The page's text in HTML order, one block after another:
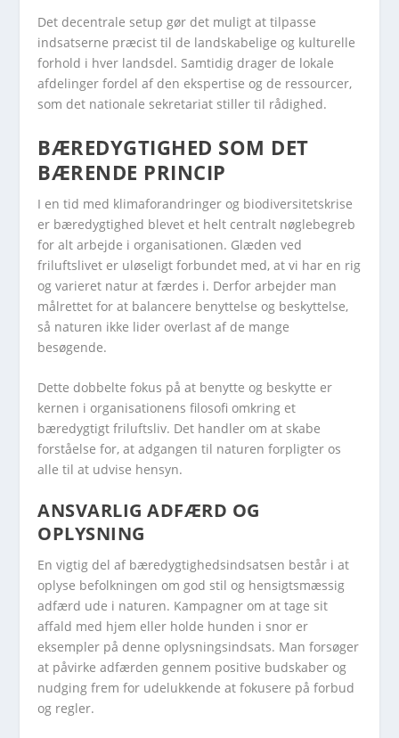
Det decentrale setup gør det muligt at tilpasse
indsatserne præcist til de landskabelige og kulturelle
forhold i hver landsdel. Samtidig drager de lokale
afdelinger fordel af den ekspertise og de ressourcer,
som det nationale sekretariat stiller til rådighed.
BÆREDYGTIGHED SOM DET
BÆRENDE PRINCIP
I en tid med klimaforandringer og biodiversitetskrise
er bæredygtighed blevet et helt centralt nøglebegreb
for alt arbejde i organisationen. Glæden ved
friluftslivet er uløseligt forbundet med, at vi har en rig
og varieret natur at færdes i. Derfor arbejder man
målrettet for at balancere benyttelse og beskyttelse,
så naturen ikke lider overlast af de mange
besøgende.
Dette dobbelte fokus på at benytte og beskytte er
kernen i organisationens filosofi omkring et
bæredygtigt friluftsliv. Det handler om at skabe
forståelse for, at adgangen til naturen forpligter os
alle til at udvise hensyn.
ANSVARLIG ADFÆRD OG
OPLYSNING
En vigtig del af bæredygtighedsindsatsen består i at
oplyse befolkningen om god stil og hensigtsmæssig
adfærd ude i naturen. Kampagner om at tage sit
affald med hjem eller holde hunden i snor er
eksempler på denne oplysningsindsats. Man forsøger
at påvirke adfærden gennem positive budskaber og
nudging frem for udelukkende at fokusere på forbud
og regler.